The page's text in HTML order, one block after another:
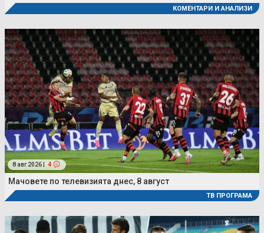
КОМЕНТАРИ И АНАЛИЗИ
8 авг 2026 | 4
Мачовете по телевизията днес, 8 август
ТВ ПРОГРАМА